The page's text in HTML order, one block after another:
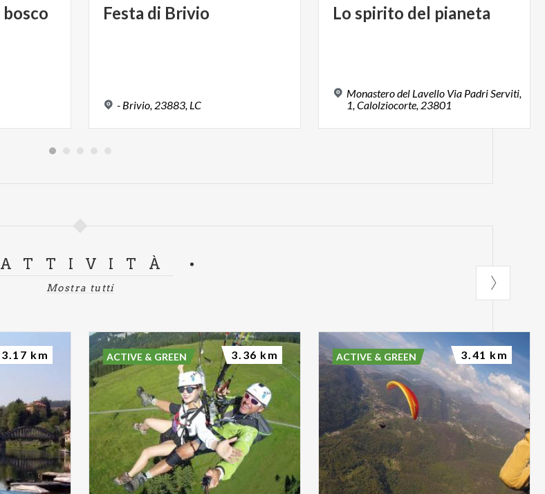
bosco Festa di Brivio
- Brivio, 23883, LC
Lo spirito del pianeta
Monastero del Lavello Via Padri Serviti,
1, Calolziocorte, 23801
ATTIVITÀ
Mostra tutti
3.17 km ACTIVE & GREEN 3.36 km ACTIVE & GREEN 3.41 km